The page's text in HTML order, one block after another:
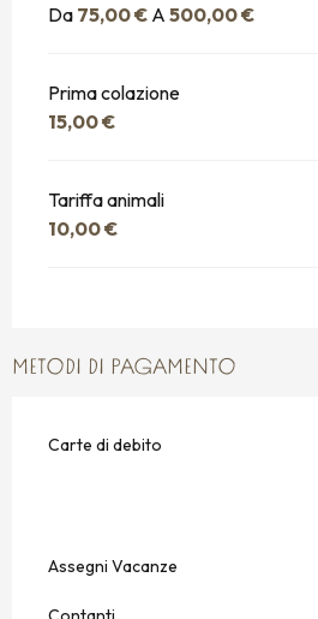
Da 75,00 € A 500,00 €
Prima colazione
15,00 €
Tariffa animali
10,00 €
METODI DI PAGAMENTO
Carte di debito
Assegni Vacanze